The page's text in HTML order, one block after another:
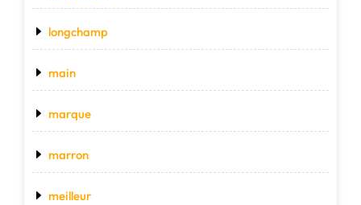
longchamp
main
marque
marron
meilleur